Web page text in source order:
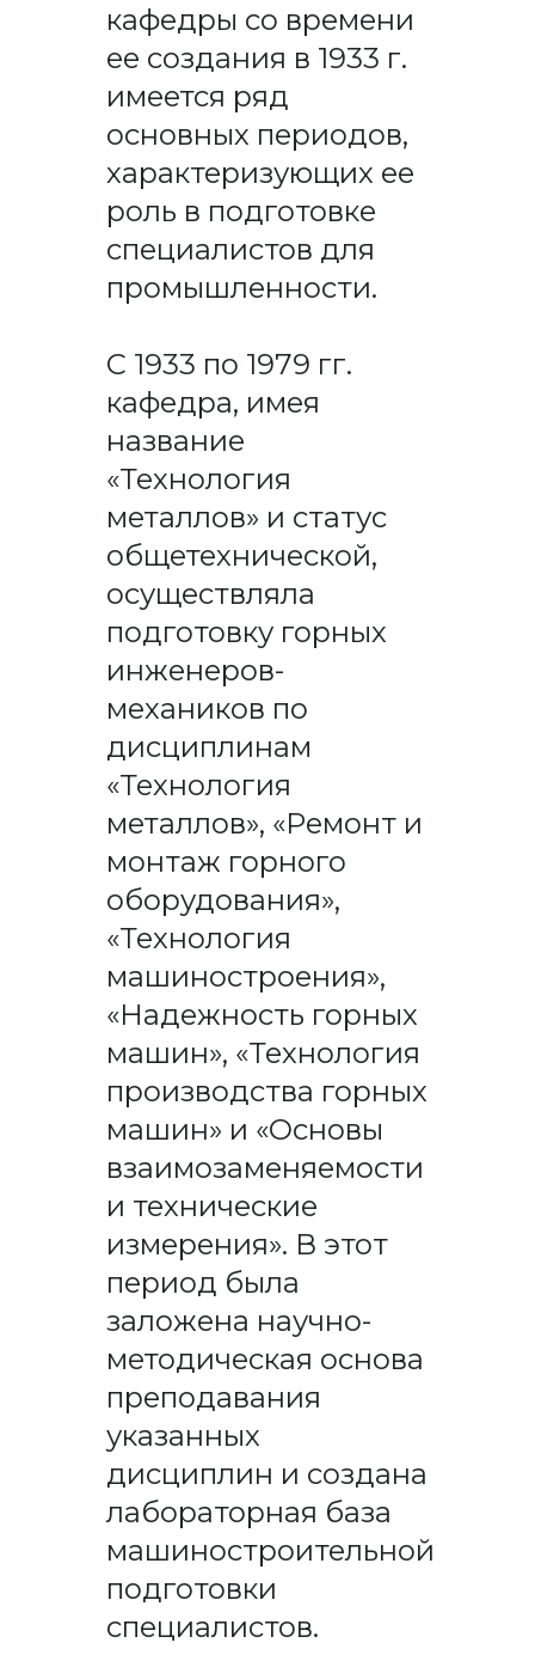
кафедры со времени
ее создания в 1933 г.
имеется ряд
основных периодов,
характеризующих ее
роль в подготовке
специалистов для
промышленности.
С 1933 по 1979 гг.
кафедра, имея
название
«Технология
металлов» и статус
общетехнической,
осуществляла
подготовку горных
инженеров-
механиков по
дисциплинам
«Технология
металлов», «Ремонт и
монтаж горного
оборудования»,
«Технология
машиностроения»,
«Надежность горных
машин», «Технология
производства горных
машин» и «Основы
взаимозаменяемости
и технические
измерения». В этот
период была
заложена научно-
методическая основа
преподавания
указанных
дисциплин и создана
лабораторная база
машиностроительной
подготовки
специалистов.